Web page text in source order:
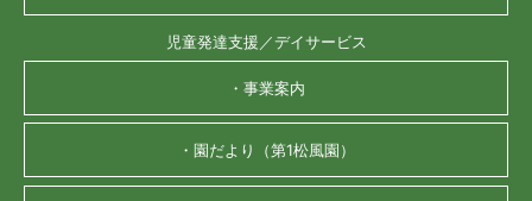
児童発達支援／デイサービス
・事業案内
・園だより（第1松風園）